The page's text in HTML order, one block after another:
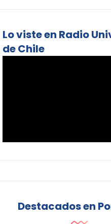
Lo viste en Radio
de Chile
Destacados en